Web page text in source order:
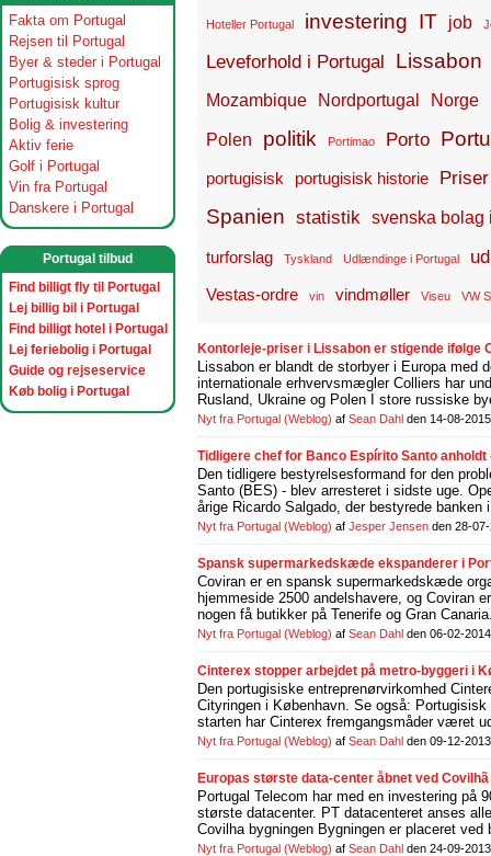
Fakta om Portugal
Rejsen til Portugal
Byer & steder i Portugal
Portugisisk sprog
Portugisisk kultur
Bolig & investering
Aktiv ferie
Golf i Portugal
Vin fra Portugal
Danskere i Portugal
Portugal tilbud
Find billigt fly til Portugal
Lej billig bil i Portugal
Find billigt hotel i Portugal
Lej feriebolig i Portugal
Guide og rejseservice
Køb bolig i Portugal
Hoteller Portugal investering IT job
Leveforhold i Portugal Lissabon
Mozambique Nordportugal Norge
Polen politik Portimao Porto
portugisisk portugisisk historie
Spanien statistik svenska bolag
turforslag Tyskland Udlændinge i Portugal
Vestas-ordre vin vindmøller Viseu VW
Kontorleje-priser i Lissabon er stigende ifølge
Lissabon er blandt de storbyer i Europa med
internationale erhvervsmægler Colliers har
Rusland, Ukraine og Polen I store russiske
Nyt fra Portugal (Weblog) af Sean Dahl den 14-08-2015
Tidligere chef for Banco Espírito Santo
Den tidligere bestyrelsesformand for den
Santo (BES) - blev arresteret i sidste uge.
årige Ricardo Salgado, der bestyrede
Nyt fra Portugal (Weblog) af Jesper Jensen den 28-
Spansk supermarkedskæde ekspanderer i
Coviran er en spansk supermarkedskæde
hjemmeside 2500 andelshavere, og Coviran
nogen få butikker på Tenerife og Gran
Nyt fra Portugal (Weblog) af Sean Dahl den 06-02-2014
Cinterex stopper arbejdet på metro-byggeri i
Den portugisiske entreprenørvirkomhed
Cityringen i København. Se også:
starten har Cinterex fremgangsmåder været
Nyt fra Portugal (Weblog) af Sean Dahl den 09-12-2013
Europas største data-center åbnet ved
Portugal Telecom har med en investering på
største datacenter. PT datacenteret anses
Covilha bygningen Bygningen er placeret
Nyt fra Portugal (Weblog) af Sean Dahl den 24-09-2013